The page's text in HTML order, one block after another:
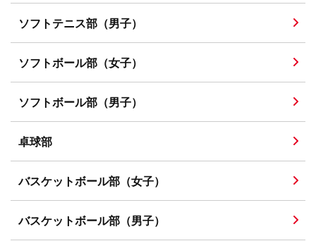
ソフトテニス部（男子）
ソフトボール部（女子）
ソフトボール部（男子）
卓球部
バスケットボール部（女子）
バスケットボール部（男子）